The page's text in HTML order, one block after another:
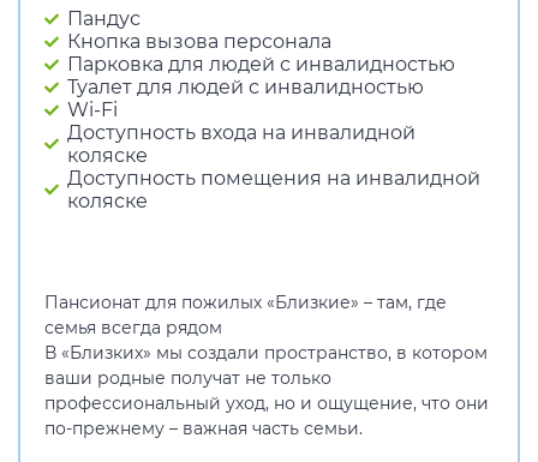
Пандус
Кнопка вызова персонала
Парковка для людей с инвалидностью
Туалет для людей с инвалидностью
Wi-Fi
Доступность входа на инвалидной
коляске
Доступность помещения на инвалидной
коляске
Пансионат для пожилых «Близкие» – там, где
семья всегда рядом
В «Близких» мы создали пространство, в котором
ваши родные получат не только
профессиональный уход, но и ощущение, что они
по-прежнему – важная часть семьи.